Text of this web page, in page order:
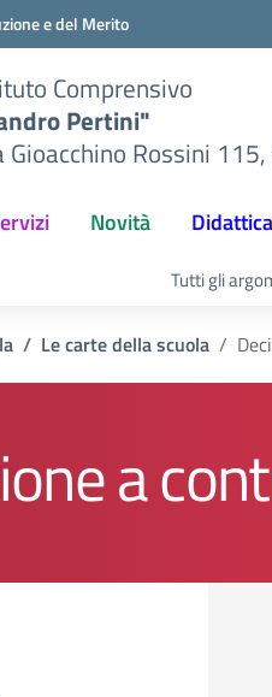
e del Merito
Comprensivo
Pertini"
Gioacchino Rossini
Novità Didattica
Tutti gli
Le carte della scuola
a